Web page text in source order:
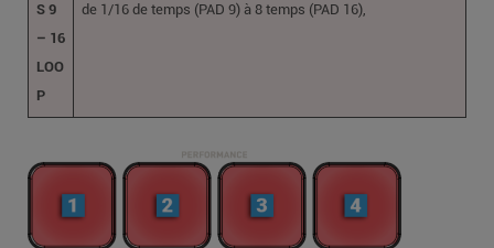
S 9
– 16
LOO
P
de 1/16 de temps (PAD 9) à 8 temps (PAD 16),